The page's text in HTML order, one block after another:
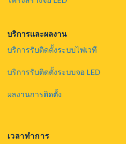
บริการและผลงาน
บริการรับติดตั้งระบบไฟเวที
บริการรับติดตั้งระบบจอ LED
ผลงานการติดตั้ง
เวลาทำการ